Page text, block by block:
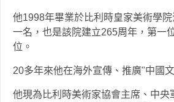
他1998年畢業於比利時皇家美術學
一名，也是該院建立265周年，第一
位。
20多年來他在海外宣傳、推廣"中國
他現為比利時美術家協會主席、中